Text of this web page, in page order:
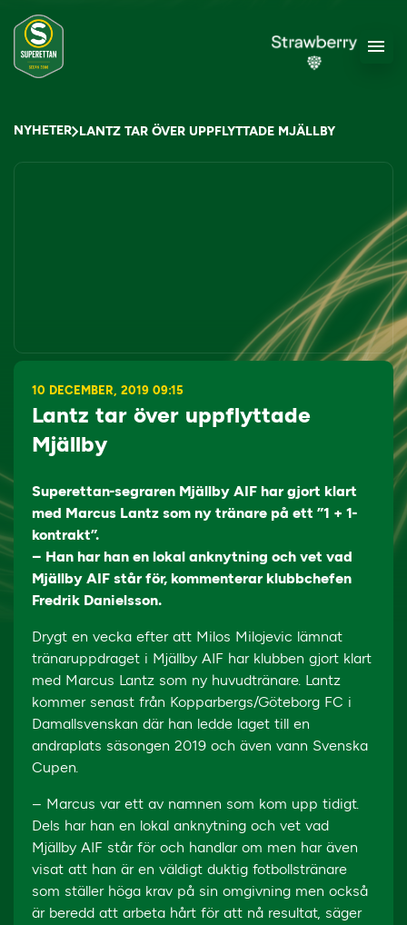
NYHETER LANTZ TAR ÖVER UPPFLYTTADE MJÄLLBY
10 DECEMBER, 2019 09:15
Lantz tar över uppflyttade
Mjällby
Superettan-segraren Mjällby AIF har gjort klart
med Marcus Lantz som ny tränare på ett ”1 + 1-
kontrakt”.
– Han har han en lokal anknytning och vet vad
Mjällby AIF står för, kommenterar klubbchefen
Fredrik Danielsson.
Drygt en vecka efter att Milos Milojevic lämnat
tränaruppdraget i Mjällby AIF har klubben gjort klart
med Marcus Lantz som ny huvudtränare. Lantz
kommer senast från Kopparbergs/Göteborg FC i
Damallsvenskan där han ledde laget till en
andraplats säsongen 2019 och även vann Svenska
Cupen.
– Marcus var ett av namnen som kom upp tidigt.
Dels har han en lokal anknytning och vet vad
Mjällby AIF står för och handlar om men har även
visat att han är en väldigt duktig fotbollstränare
som ställer höga krav på sin omgivning men också
är beredd att arbeta hårt för att nå resultat, säger